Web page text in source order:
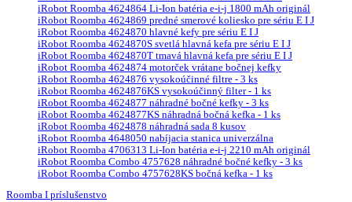
iRobot Roomba 4624864 Li-Ion batéria e-i-j 1800 mAh originál
iRobot Roomba 4624869 predné smerové koliesko pre sériu E I J
iRobot Roomba 4624870 hlavné kefy pre sériu E I J
iRobot Roomba 4624870S svetlá hlavná kefa pre sériu E I J
iRobot Roomba 4624870T tmavá hlavná kefa pre sériu E I J
iRobot Roomba 4624874 motorček vrátane bočnej kefky
iRobot Roomba 4624876 vysokoúčinné filtre - 3 ks
iRobot Roomba 4624876KS vysokoúčinný filter - 1 ks
iRobot Roomba 4624877 náhradné bočné kefky - 3 ks
iRobot Roomba 4624877KS náhradná bočná kefka - 1 ks
iRobot Roomba 4624878 náhradná sada 8 kusov
iRobot Roomba 4648050 nabíjacia stanica univerzálna
iRobot Roomba 4706313 Li-Ion batéria e-i-j 2210 mAh originál
iRobot Roomba Combo 4757628 náhradné bočné kefky - 3 ks
iRobot Roomba Combo 4757628KS bočná kefka - 1 ks
Roomba I príslušenstvo